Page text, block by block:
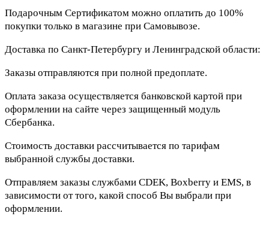
Подарочным Сертификатом можно оплатить до 100%
покупки только в магазине при Самовывозе.
Доставка по Санкт-Петербургу и Ленинградской области:
Заказы отправляются при полной предоплате.
Оплата заказа осуществляется банковской картой при
оформлении на сайте через защищенный модуль
Сбербанка.
Стоимость доставки рассчитывается по тарифам
выбранной службы доставки.
Отправляем заказы службами CDEK, Boxberry и EMS, в
зависимости от того, какой способ Вы выбрали при
оформлении.